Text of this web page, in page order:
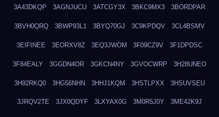
3A43DKQP 3AGNJUCU 3ATCGY3X 3BKC9MX3 3BORDPAR
3BVH0QRQ 3BWP93L1 3BYQ70GJ 3C9KPDQV 3CL4BSMV
3EIFINEE 3EORXV8Z 3EQ3JWOM 3F09CZ9V 3F1DPDSC
3F84EALY 3GGDN4OR 3GKCN4NY 3GVOCWRP 3H28UNEO
3H92RKQ0 3HG56NHN 3HHJ1KQM 3HSTLPXX 3HSUVSEU
3JRQV2TE 3JX0QDYF 3LXYAX0G 3M0R5J0Y 3ME42K9J